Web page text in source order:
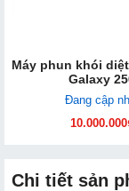
Máy ph​un khói
Galaxy
Đang cập
Chi tiết sản